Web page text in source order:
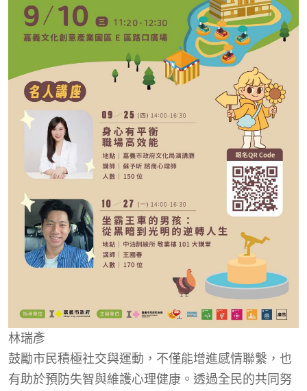
林瑞彥
鼓勵市民積極社交與運動，不僅能增進感情聯繫，也
有助於預防失智與維護心理健康。透過全民的共同努